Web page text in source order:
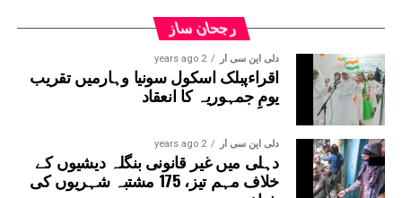
تمام نکاسی آب کے مقامات پر اہلکار تعینات کیے
رجحان ساز
دلی این سی آر 2 years ago
اقراءپبلک اسکول سونیا وہارمیں تقریب
یومِ جمہوریہ کا انعقاد
دلی این سی آر 2 years ago
دہلی میں غیر قانونی بنگلہ دیشیوں کے
خلاف مہم تیز، 175 مشتبہ شہریوں کی